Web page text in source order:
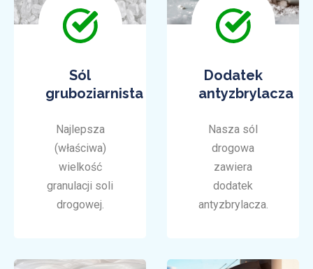
Sól
gruboziarnista
Najlepsza
(właściwa)
wielkość
granulacji soli
drogowej.
Dodatek
antyzbrylacza
Nasza sól
drogowa
zawiera
dodatek
antyzbrylacza.